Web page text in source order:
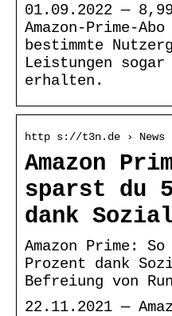
01.09.2022 —
Amazon-Prime-
bestimmte
Leistungen
erhalten.
http s://t3n.de › News ›
Amazon
sparst du
dank
Amazon Prime:
Prozent dank
Befreiung von
22.11.2021 —